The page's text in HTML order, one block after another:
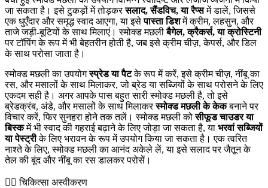
जा सकता है। इसे टुकड़ों में तोड़करसलाद, सैंडविच, या रैप्समें डालें, जिससे
एक धुएँदार और समृद्ध स्वाद आएगा, या इसेपास्ता डिशमें क्रीम, लहसुन, और
ताजे जड़ी-बूटियों के साथ मिलाएं। स्मोक्ड मछलीबैगेल, क्रैकर्स, या क्रोस्टिनी
पर टॉपिंग के रूप में भी बेहतरीन होती है, जब इसे क्रीम चीज़, केपर्स, और डिल
के साथ परोसा जाता है।
स्मोक्ड मछली का उपयोगस्प्रेड या पैटके रूप में करें, इसे क्रीम चीज़, नींबू का
रस, और मसालों के साथ मिलाकर, जो ब्रेड या सब्जियों के साथ परोसने के लिए
एकदम सही है। अगर आपके पास बहुत सारी स्मोक्ड मछली है, तो इसे
ब्रेडक्रंब, अंडे, और मसालों के साथ मिलाकरस्मोक्ड मछली के केकबनाने पर
विचार करें, फिर सुनहरा होने तक तलें। स्मोक्ड मछली कोसीफूड चाउडर या
बिस्कमें भी स्वाद की गहराई बढ़ाने के लिए जोड़ा जा सकता है, या भरवां सब्जियों
या पेस्ट्रीके लिए भरावन के रूप में उपयोग किया जा सकता है। एक त्वरित
नाश्ते के लिए, स्मोक्ड मछली का आनंद अकेले लें, या इसे सलाद पर जैतून के
तेल की बूंद और नींबू का रस डालकर परोसें।
👨‍⚕️️ चिकित्सा अस्वीकरण